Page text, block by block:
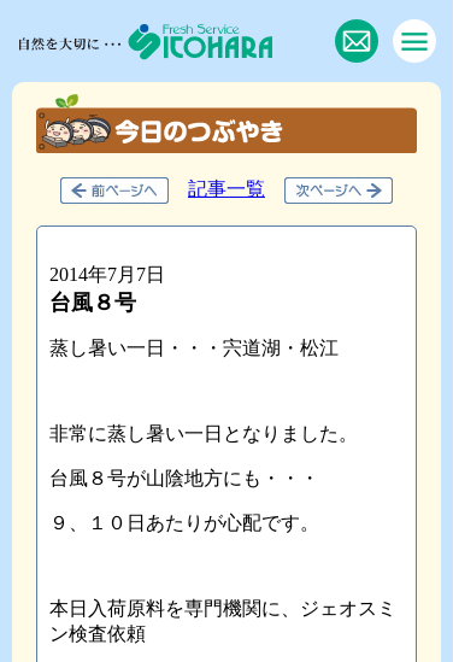
記事一覧
2014年7月7日
台風８号
蒸し暑い一日・・・宍道湖・松江
非常に蒸し暑い一日となりました。
台風８号が山陰地方にも・・・
９、１０日あたりが心配です。
本日入荷原料を専門機関に、ジェオスミ
ン検査依頼